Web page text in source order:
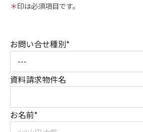
＊印は必須項目です。
お問い合せ種別*
資料請求物件名
お名前*